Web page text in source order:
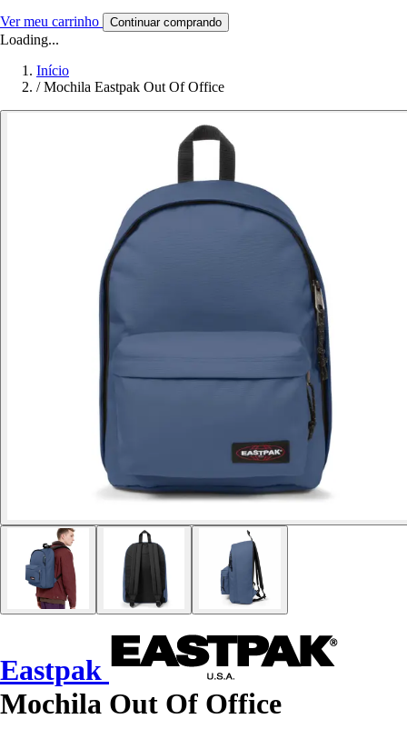
Ver meu carrinho Continuar comprando
Loading...
Início
/ Mochila Eastpak Out Of Office
Eastpak
Mochila Out Of Office